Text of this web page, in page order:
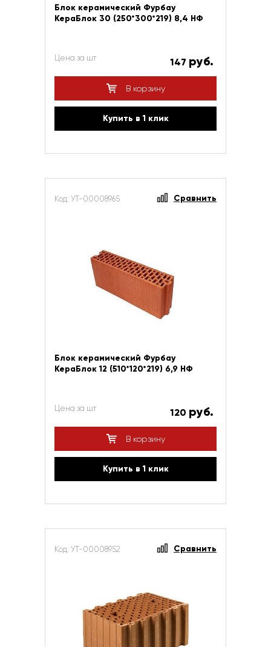
Блок керамический Фурбау
КераБлок 30 (250*300*219) 8,4 НФ
Цена за шт 147 руб.
В корзину
Купить в 1 клик
Код: УТ-00008965 Сравнить
Блок керамический Фурбау
КераБлок 12 (510*120*219) 6,9 НФ
Цена за шт 120 руб.
В корзину
Купить в 1 клик
Код: УТ-00008952 Сравнить